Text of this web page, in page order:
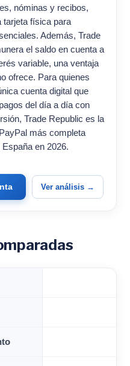
nóminas y recibos,
tarjeta física para
Además, Trade
el saldo en cuenta a
variable, una ventaja
ofrece. Para quienes
cuenta digital que
del día a día con
Trade Republic es la
más completa
en 2026.
Ver análisis →